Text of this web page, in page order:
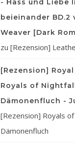
- Hass und Liebe
beieinander BD.2
Weaver [Dark
zu [Rezension]
[Rezension]
Royals of
Dämonenfluch -
[Rezension] Royals
Dämonenfluch